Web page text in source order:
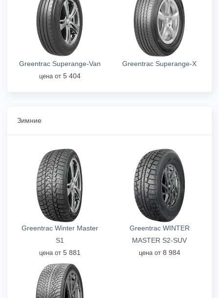
Greentrac Superange-Van
цена от 5 404
Greentrac Superange-X
Зимние
Greentrac Winter Master
S1
цена от 5 881
Greentrac WINTER
MASTER S2-SUV
цена от 8 984